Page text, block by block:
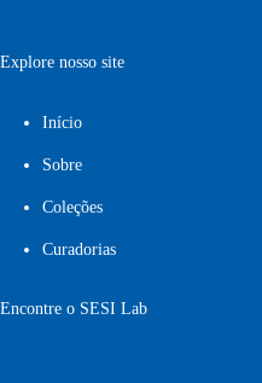
Explore nosso site
Início
Sobre
Coleções
Curadorias
Encontre o SESI Lab